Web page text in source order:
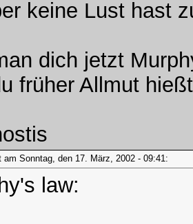
keine Lust hast
dich jetzt
früher Allmut
am Sonntag, den 17. März, 2002 - 09:41:
law: